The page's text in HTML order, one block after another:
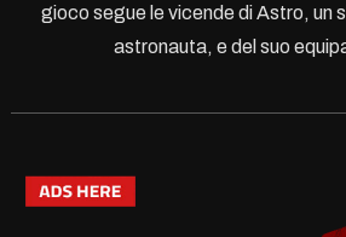
gioco segue le vicende di Astro, un
astronauta, e del suo